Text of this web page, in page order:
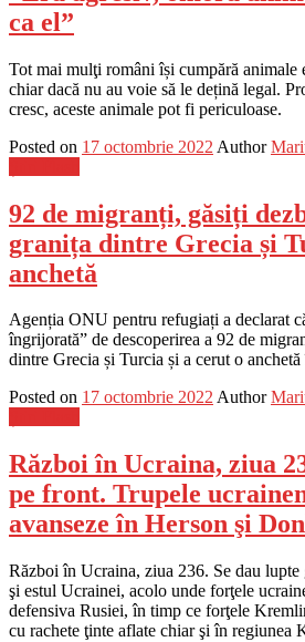
ca el”
Tot mai mulţi români își cumpără animale
chiar dacă nu au voie să le dețină legal.
cresc, aceste animale pot fi periculoase.
Posted on 17 octombrie 2022 Author
92 de migranți, găsiți
granița dintre Grecia și
anchetă
Agenția ONU pentru refugiați a declarat
îngrijorată” de descoperirea a 92 de
dintre Grecia și Turcia și a cerut o anchetă
Posted on 17 octombrie 2022Author
Război în Ucraina, ziua
pe front. Trupele
avanseze în Herson şi
Război în Ucraina, ziua 236. Se dau
şi estul Ucrainei, acolo unde forţele
defensiva Rusiei, în timp ce forţele
cu rachete ţinte aflate chiar şi în regiunea